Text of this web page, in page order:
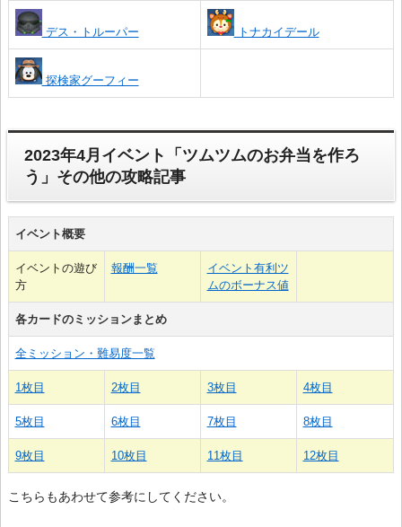
デス・トルーパー トナカイデール
探検家グーフィー
2023年4月イベント「ツムツムのお弁当を作ろ
う」その他の攻略記事
イベント概要
イベントの遊び
方
報酬一覧
イベント有利ツ
ムのボーナス値
各カードのミッションまとめ
全ミッション・難易度一覧
1枚目 2枚目 3枚目 4枚目
5枚目 6枚目 7枚目 8枚目
9枚目 10枚目 11枚目 12枚目
こちらもあわせて参考にしてください。